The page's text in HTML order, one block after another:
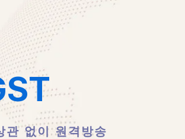
관 없이 원격방송